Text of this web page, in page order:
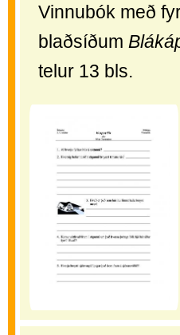
Vinnubók með
blaðsíðum
telur 13 bls.